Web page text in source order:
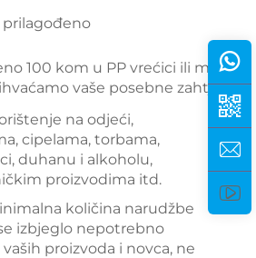
100 kom u PP vrećici ili maloj
vaše posebne zahtjeve
na odjeći,
cipelama, torbama,
duhanu i alkoholu,
proizvodima itd.
količina narudžbe
izbjeglo nepotrebno
proizvoda i novca, ne